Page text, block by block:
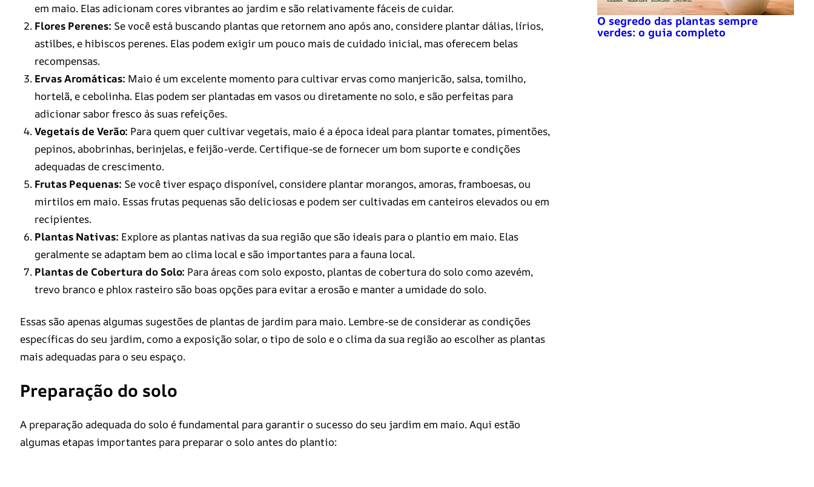
em maio. Elas adicionam cores vibrantes ao jardim e são relativamente fáceis de cuidar.
Flores Perenes: Se você está buscando plantas que retornem ano após ano, considere plantar dálias, lírios,
astilbes, e hibiscos perenes. Elas podem exigir um pouco mais de cuidado inicial, mas oferecem belas
recompensas.
Ervas Aromáticas: Maio é um excelente momento para cultivar ervas como manjericão, salsa, tomilho,
hortelã, e cebolinha. Elas podem ser plantadas em vasos ou diretamente no solo, e são perfeitas para
adicionar sabor fresco às suas refeições.
Vegetais de Verão: Para quem quer cultivar vegetais, maio é a época ideal para plantar tomates, pimentões,
pepinos, abobrinhas, berinjelas, e feijão-verde. Certifique-se de fornecer um bom suporte e condições
adequadas de crescimento.
Frutas Pequenas: Se você tiver espaço disponível, considere plantar morangos, amoras, framboesas, ou
mirtilos em maio. Essas frutas pequenas são deliciosas e podem ser cultivadas em canteiros elevados ou em
recipientes.
Plantas Nativas: Explore as plantas nativas da sua região que são ideais para o plantio em maio. Elas
geralmente se adaptam bem ao clima local e são importantes para a fauna local.
Plantas de Cobertura do Solo: Para áreas com solo exposto, plantas de cobertura do solo como azevém,
trevo branco e phlox rasteiro são boas opções para evitar a erosão e manter a umidade do solo.
Essas são apenas algumas sugestões de plantas de jardim para maio. Lembre-se de considerar as condições
específicas do seu jardim, como a exposição solar, o tipo de solo e o clima da sua região ao escolher as plantas
mais adequadas para o seu espaço.
Preparação do solo
A preparação adequada do solo é fundamental para garantir o sucesso do seu jardim em maio. Aqui estão
algumas etapas importantes para preparar o solo antes do plantio:
O segredo das plantas sempre
verdes: o guia completo